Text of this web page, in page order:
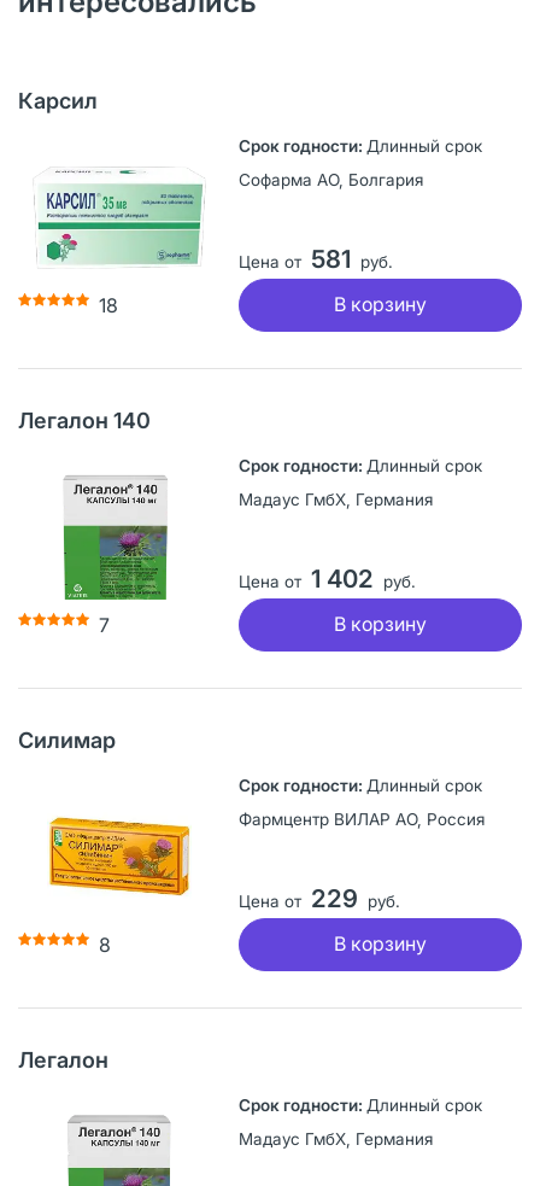
Карсил
18
Длинный срок
Софарма АО, Болгария
Цена от 581 руб.
В корзину
Легалон 140
7
Длинный срок
Мадаус ГмбХ, Германия
Цена от 1 402 руб.
В корзину
Силимар
8
Длинный срок
Фармцентр ВИЛАР АО, Россия
Цена от 229 руб.
В корзину
Легалон
Длинный срок
Мадаус ГмбХ, Германия